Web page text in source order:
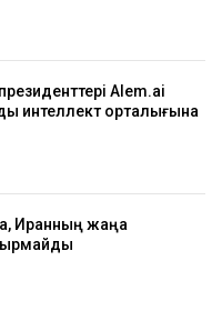
Alem.ai
интеллект орталығына
Иранның жаңа